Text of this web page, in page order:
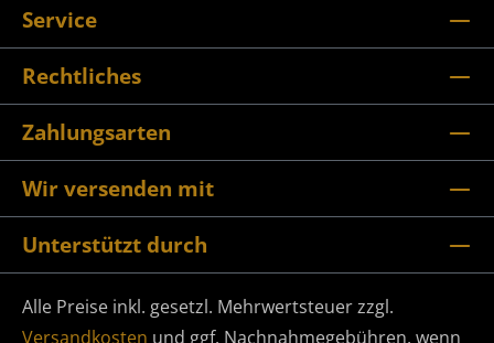
Service
Rechtliches
Zahlungsarten
Wir versenden mit
Unterstützt durch
Alle Preise inkl. gesetzl. Mehrwertsteuer zzgl.
Versandkosten und ggf. Nachnahmegebühren, wenn